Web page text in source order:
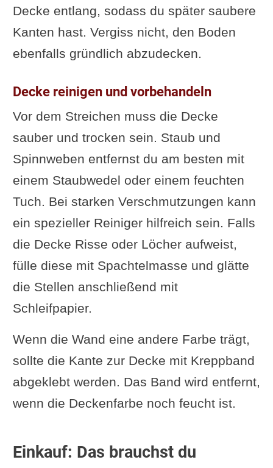
Decke entlang, sodass du später saubere
Kanten hast. Vergiss nicht, den Boden
ebenfalls gründlich abzudecken.
Decke reinigen und vorbehandeln
Vor dem Streichen muss die Decke
sauber und trocken sein. Staub und
Spinnweben entfernst du am besten mit
einem Staubwedel oder einem feuchten
Tuch. Bei starken Verschmutzungen kann
ein spezieller Reiniger hilfreich sein. Falls
die Decke Risse oder Löcher aufweist,
fülle diese mit Spachtelmasse und glätte
die Stellen anschließend mit
Schleifpapier.
Wenn die Wand eine andere Farbe trägt,
sollte die Kante zur Decke mit Kreppband
abgeklebt werden. Das Band wird entfernt,
wenn die Deckenfarbe noch feucht ist.
Einkauf: Das brauchst du